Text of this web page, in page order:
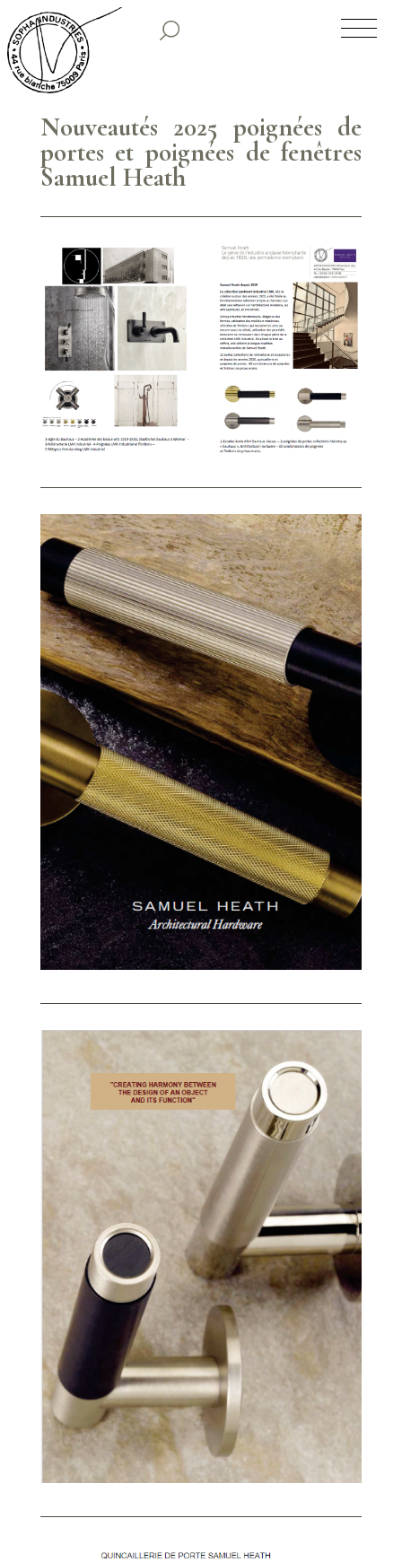
SOPHA INDUSTRIES
NOS COLLECTIONS PREMIUM
SHOWROOM
HISTORIQUE
PARUTIONS
Nouveautés 2025 poignées de
portes et poignées de fenêtres
Samuel Heath